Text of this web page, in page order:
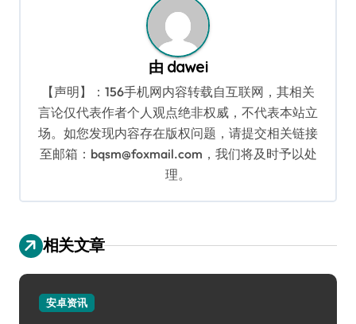
由 dawei
【声明】：156手机网内容转载自互联网，其相关
言论仅代表作者个人观点绝非权威，不代表本站立
场。如您发现内容存在版权问题，请提交相关链接
至邮箱：bqsm@foxmail.com，我们将及时予以处
理。
相关文章
安卓资讯